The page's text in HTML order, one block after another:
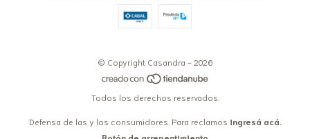
© Copyright Casandra - 2026
Todos los derechos reservados.
Defensa de las y los consumidores. Para reclamos ingresá acá.